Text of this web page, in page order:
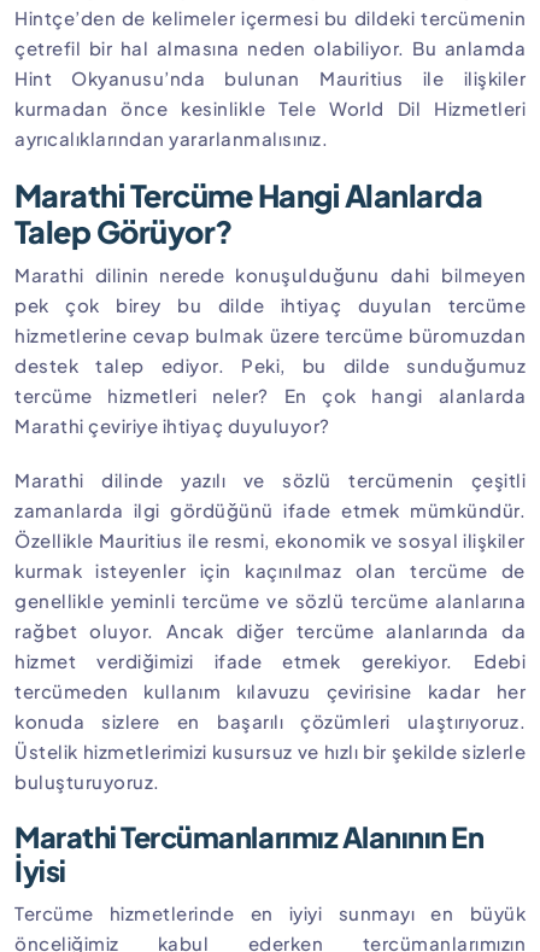
Hintçe’den de kelimeler içermesi bu dildeki tercümenin
çetrefil bir hal almasına neden olabiliyor. Bu anlamda
Hint Okyanusu’nda bulunan Mauritius ile ilişkiler
kurmadan önce kesinlikle Tele World Dil Hizmetleri
ayrıcalıklarından yararlanmalısınız.
Marathi Tercüme Hangi Alanlarda
Talep Görüyor?
Marathi dilinin nerede konuşulduğunu dahi bilmeyen
pek çok birey bu dilde ihtiyaç duyulan tercüme
hizmetlerine cevap bulmak üzere tercüme büromuzdan
destek talep ediyor. Peki, bu dilde sunduğumuz
tercüme hizmetleri neler? En çok hangi alanlarda
Marathi çeviriye ihtiyaç duyuluyor?
Marathi dilinde yazılı ve sözlü tercümenin çeşitli
zamanlarda ilgi gördüğünü ifade etmek mümkündür.
Özellikle Mauritius ile resmi, ekonomik ve sosyal ilişkiler
kurmak isteyenler için kaçınılmaz olan tercüme de
genellikle yeminli tercüme ve sözlü tercüme alanlarına
rağbet oluyor. Ancak diğer tercüme alanlarında da
hizmet verdiğimizi ifade etmek gerekiyor. Edebi
tercümeden kullanım kılavuzu çevirisine kadar her
konuda sizlere en başarılı çözümleri ulaştırıyoruz.
Üstelik hizmetlerimizi kusursuz ve hızlı bir şekilde sizlerle
buluşturuyoruz.
Marathi Tercümanlarımız Alanının En
İyisi
Tercüme hizmetlerinde en iyiyi sunmayı en büyük
önceliğimiz kabul ederken tercümanlarımızın